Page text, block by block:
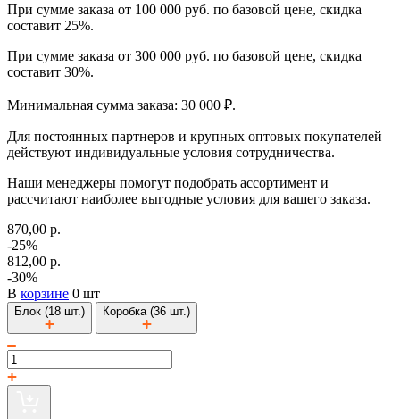
При сумме заказа от 100 000 руб. по базовой цене, скидка
составит 25%.
При сумме заказа от 300 000 руб. по базовой цене, скидка
составит 30%.
Минимальная сумма заказа: 30 000 ₽.
Для постоянных партнеров и крупных оптовых покупателей
действуют индивидуальные условия сотрудничества.
Наши менеджеры помогут подобрать ассортимент и
рассчитают наиболее выгодные условия для вашего заказа.
870,00 р.
-25%
812,00 р.
-30%
В корзине 0 шт
Блок (18 шт.) Коробка (36 шт.)